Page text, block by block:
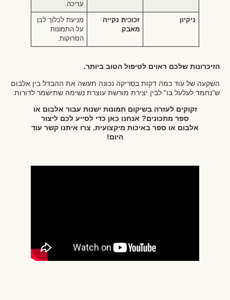
עריכה.
ניקיון
זכוכית נקייה
מאבק
מניעת לכלוך לבן
על התמונות
הסרוקות.
הזיכרונות שלכם ראוים לטיפול הטוב ביותר.
השקעה של עוד כמה דקות בסריקה נכונה תעשה את ההבדל בין אלבום
ש"נחמד לעלעל בו" לבין יצירת מורשת עוצרת נשימה שתישמר לדורות.
זקוקים לעזרה בשיקום תמונות ישנות עבור אלבום או
ספר מתכונים? אנחנו כאן כדי לסייע לכם ליצור
אלבום או ספר באיכות מיקצועית. צרו איתנו קשר עוד
היום!